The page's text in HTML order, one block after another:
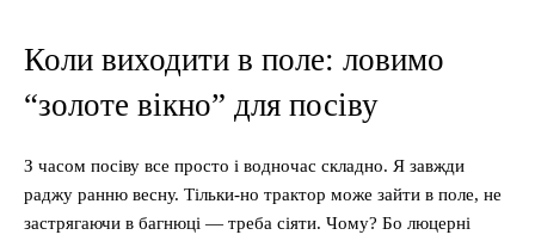
Коли виходити в поле: ловимо
“золоте вікно” для посіву
З часом посіву все просто і водночас складно. Я завжди
раджу ранню весну. Тільки-но трактор може зайти в поле, не
застрягаючи в багнюці — треба сіяти. Чому? Бо люцерні